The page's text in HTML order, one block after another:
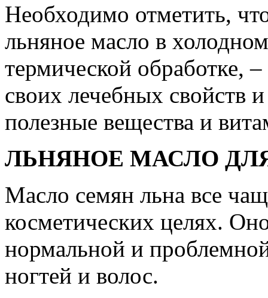
Необходимо отметить,
льняное масло в
термической обработке,
своих лечебных свойств
полезные вещества и
ЛЬНЯНОЕ МАСЛО
Масло семян льна все
косметических целях.
нормальной и
ногтей и волос.